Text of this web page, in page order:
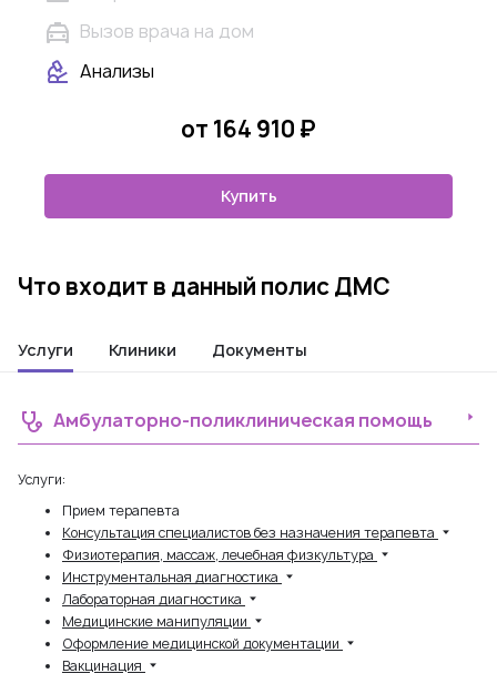
Вызов врача на дом
Анализы
от 164 910 ₽
Купить
Что входит в данный полис ДМС
Услуги Клиники Документы
Амбулаторно-поликлиническая помощь
Услуги:
Прием терапевта
Консультация специалистов без назначения терапевта
Физиотерапия, массаж, лечебная физкультура
Инструментальная диагностика
Лабораторная диагностика
Медицинские манипуляции
Оформление медицинской документации
Вакцинация